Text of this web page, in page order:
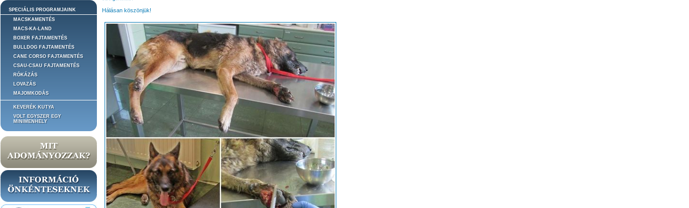
SPECIÁLIS PROGRAMJAINK
MACSKAMENTÉS
MACS-KA-LAND
BOXER FAJTAMENTÉS
BULLDOG FAJTAMENTÉS
CANE CORSO FAJTAMENTÉS
CSAU-CSAU FAJTAMENTÉS
RÓKÁZÁS
LOVAZÁS
MAJOMKODÁS
KEVERÉK KUTYA
VOLT EGYSZER EGY
MINIMENHELY
Hálásan köszönjük!